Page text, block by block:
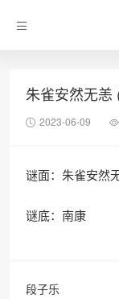
朱雀安然无恙
2023-06-09
谜面：朱雀安然
谜底：南康
段子乐